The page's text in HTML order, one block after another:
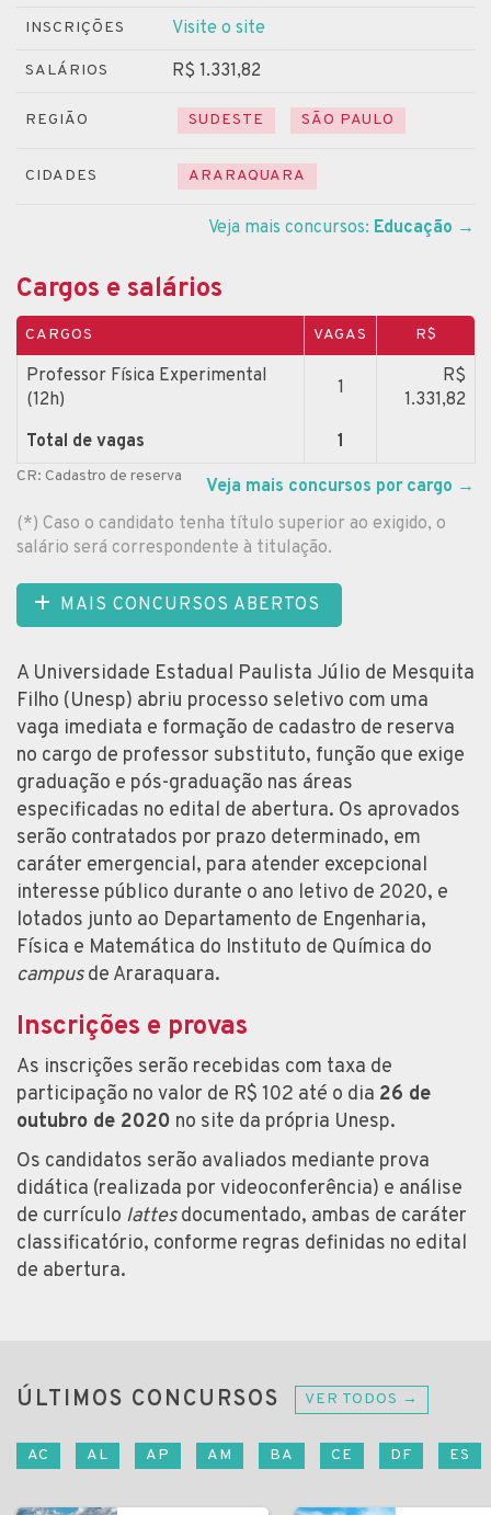
INSCRIÇÕES Visite o site
SALÁRIOS R$ 1.331,82
REGIÃO SUDESTE SÃO PAULO
CIDADES ARARAQUARA
Veja mais concursos: Educação →
Cargos e salários
CARGOS VAGAS R$
Professor Física Experimental
(12h)
1
R$
1.331,82
Total de vagas
1
CR: Cadastro de reserva Veja mais concursos por cargo →
(*) Caso o candidato tenha título superior ao exigido, o
salário será correspondente à titulação.
MAIS CONCURSOS ABERTOS
A Universidade Estadual Paulista Júlio de Mesquita
Filho (Unesp) abriu processo seletivo com uma
vaga imediata e formação de cadastro de reserva
no cargo de professor substituto, função que exige
graduação e pós-graduação nas áreas
especificadas no edital de abertura. Os aprovados
serão contratados por prazo determinado, em
caráter emergencial, para atender excepcional
interesse público durante o ano letivo de 2020, e
lotados junto ao Departamento de Engenharia,
Física e Matemática do Instituto de Química do
campusde Araraquara.
Inscrições e provas
As inscrições serão recebidas com taxa de
participação no valor de R$ 102 até o dia 26 de
outubro de 2020 no site da própria Unesp.
Os candidatos serão avaliados mediante prova
didática (realizada por videoconferência) e análise
de currículo lattesdocumentado, ambas de caráter
classificatório, conforme regras definidas no edital
de abertura.
ÚLTIMOS CONCURSOS VER TODOS →
AC AL AP AM BA CE DF ES